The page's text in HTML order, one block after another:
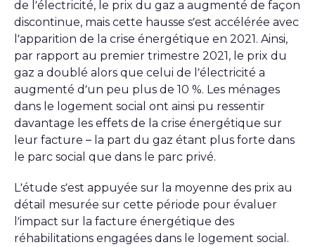
de l’électricité, le prix du gaz a augmenté de façon
discontinue, mais cette hausse s’est accélérée avec
l’apparition de la crise énergétique en 2021. Ainsi,
par rapport au premier trimestre 2021, le prix du
gaz a doublé alors que celui de l’électricité a
augmenté d’un peu plus de 10 %. Les ménages
dans le logement social ont ainsi pu ressentir
davantage les effets de la crise énergétique sur
leur facture – la part du gaz étant plus forte dans
le parc social que dans le parc privé.
L’étude s’est appuyée sur la moyenne des prix au
détail mesurée sur cette période pour évaluer
l’impact sur la facture énergétique des
réhabilitations engagées dans le logement social.